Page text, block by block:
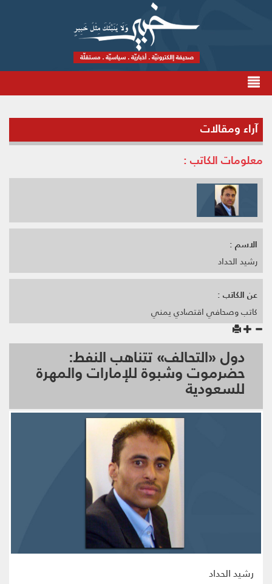
آراء ومقالات
معلومات الكاتب :
الاسم :
رشيد الحداد
عن الكاتب :
كاتب وصحافي اقتصادي يمني
دول «التحالف» تتناهب النفط:
حضرموت وشبوة للإمارات والمهرة
للسعودية
رشيد الحداد